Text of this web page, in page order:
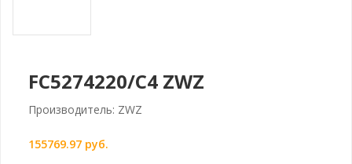
FC5274220/C4 ZWZ
Производитель: ZWZ
155769.97 руб.